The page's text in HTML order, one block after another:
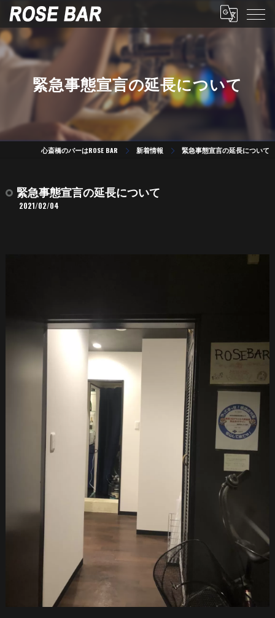
緊急事態宣言の延長について
心斎橋のバーはROSE BAR 新着情報 緊急事態宣言の延長について
緊急事態宣言の延長について
2021/02/04